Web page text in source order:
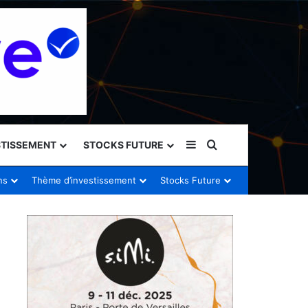
STOCKS FUTURE Sidebar (barre
Rechercher
Thème d’investissement Stocks Future